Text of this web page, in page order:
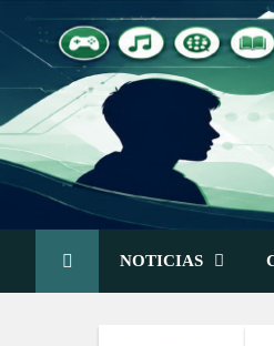
to
content
NOTICIAS